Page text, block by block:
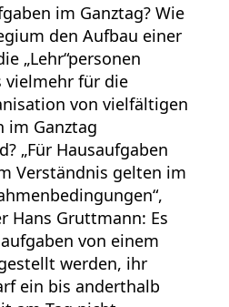
im Ganztag? Wie
den Aufbau einer
„Lehr“personen
vielmehr für die
von vielfältigen
im Ganztag
„Für Hausaufgaben
Verständnis gelten im
Hans Gruttmann: Es
von einem
werden, ihr
ein bis anderthalb